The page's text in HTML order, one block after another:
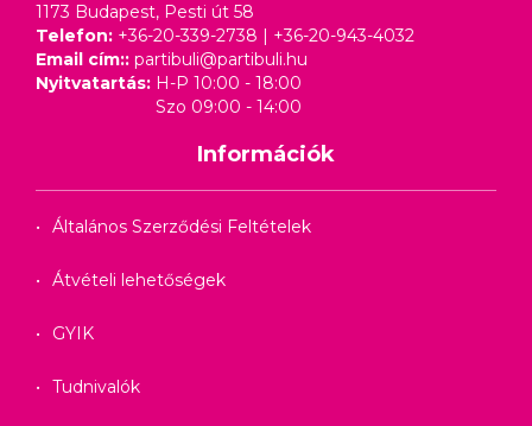
1173 Budapest, Pesti út 58
Telefon: +36-20-339-2738 | +36-20-943-4032
Email cím:: partibuli@partibuli.hu
Nyitvatartás: H-P 10:00 - 18:00
Szo 09:00 - 14:00
Információk
Általános Szerződési Feltételek
Átvételi lehetőségek
GYIK
Tudnivalók